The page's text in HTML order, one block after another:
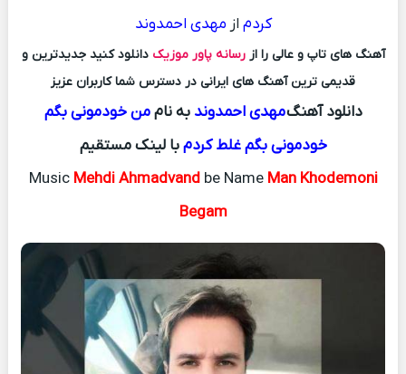
کردم ازمهدی احمدوند
آهنگ های تاپ و عالی را ازرسانه پاور موزیک دانلود کنید جدیدترین و
قدیمی ترین آهنگ های ایرانی در دسترس شما کاربران عزیز
دانلود آهنگمهدی احمدوند به ناممن خودمونی بگم
خودمونی بگم غلط کردمبا لینک مستقیم
MusicMehdi Ahmadvand be NameMan Khodemoni
Begam